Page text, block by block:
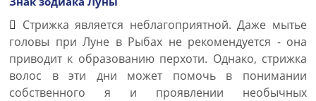
Стрижка является неблагоприятной. Даже мытье
головы при Луне в Рыбах не рекомендуется - она
приводит к образованию перхоти. Однако, стрижка
волос в эти дни может помочь в понимании
собственного я и проявлении необычных